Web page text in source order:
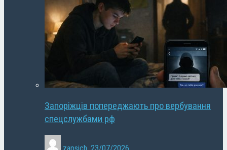
Запоріжців попереджають про вербування
спецслужбами рф